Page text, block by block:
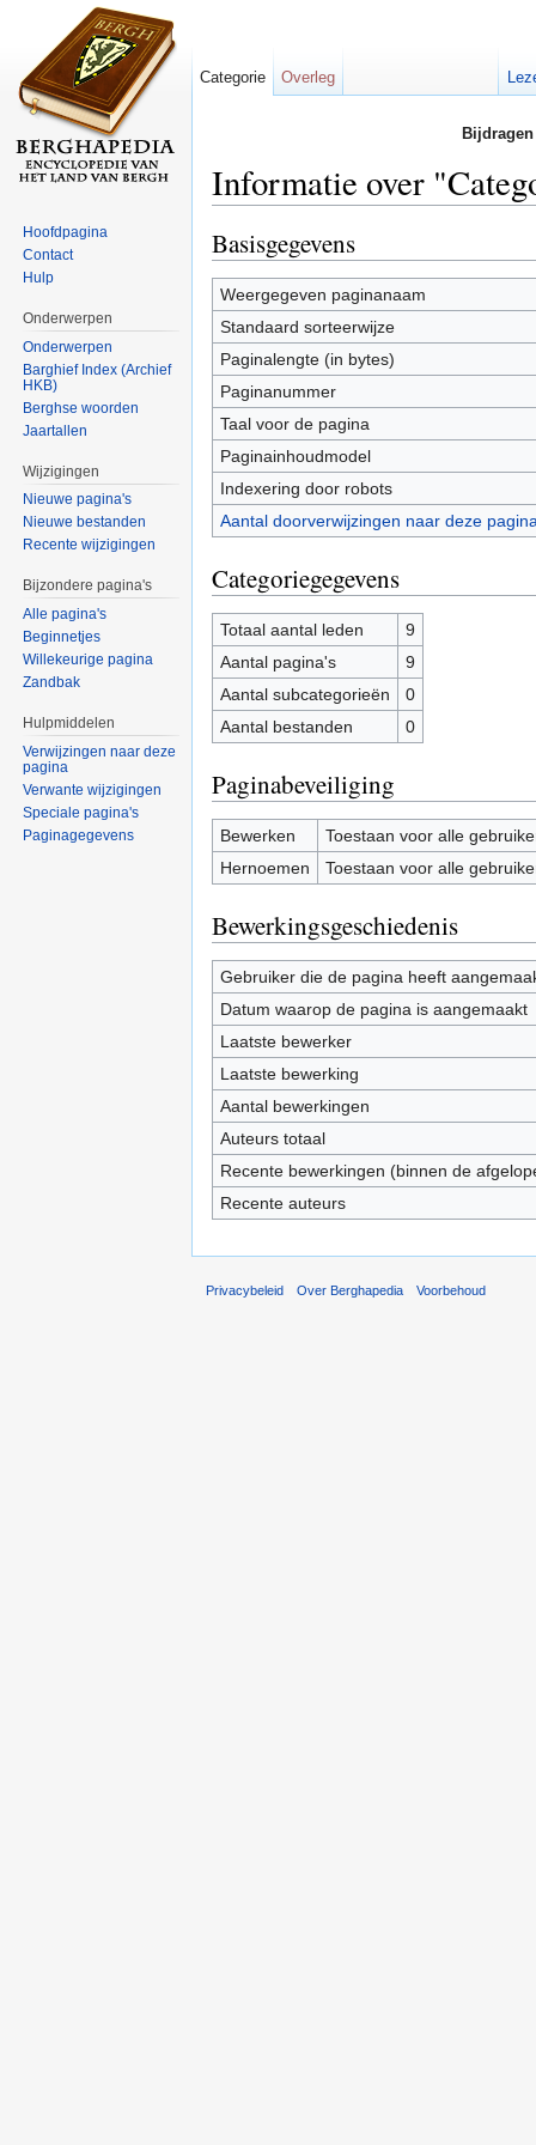
Informatie over
Basisgegevens
Weergegeven paginanaam
Standaard sorteerwijze
Paginalengte (in bytes)
Paginanummer
Taal voor de pagina
Paginainhoudmodel
Indexering door robots
Aantal doorverwijzingen naar deze
Categoriegegevens
Totaal aantal leden
9
Aantal pagina's
9
Aantal subcategorieën
0
Aantal bestanden
0
Paginabeveiliging
Bewerken
Toestaan voor alle
Hernoemen
Toestaan voor alle
Bewerkingsgeschiedenis
Gebruiker die de pagina heeft
Datum waarop de pagina is aangemaakt
Laatste bewerker
Laatste bewerking
Aantal bewerkingen
Auteurs totaal
Recente bewerkingen (binnen de
Recente auteurs
Categorie Overleg
Hoofdpagina
Contact
Hulp
Onderwerpen
Onderwerpen
Barghief Index (Archief
HKB)
Berghse woorden
Jaartallen
Wijzigingen
Nieuwe pagina's
Nieuwe bestanden
Recente wijzigingen
Bijzondere pagina's
Alle pagina's
Beginnetjes
Willekeurige pagina
Zandbak
Hulpmiddelen
Verwijzingen naar deze
pagina
Verwante wijzigingen
Speciale pagina's
Paginagegevens
Privacybeleid Over Berghapedia Voorbehoud